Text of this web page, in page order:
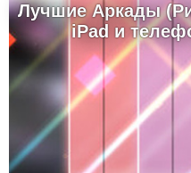
Лучшие Аркады
iPad и